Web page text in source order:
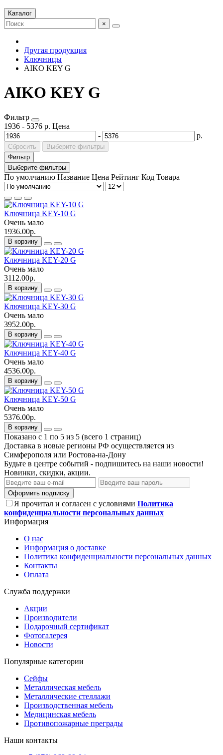
Каталог
×
Другая продукция
Ключницы
AIKO KEY G
AIKO KEY G
Фильтр
1936 - 5376 р. Цена
-
р.
Сбросить
Выберите фильтры
Фильтр
Выберите фильтры
По умолчанию Название Цена Рейтинг Код Товара
Ключница KEY-10 G
Очень мало
1936.00р.
В корзину
Ключница KEY-20 G
Очень мало
3112.00р.
В корзину
Ключница KEY-30 G
Очень мало
3952.00р.
В корзину
Ключница KEY-40 G
Очень мало
4536.00р.
В корзину
Ключница KEY-50 G
Очень мало
5376.00р.
В корзину
Показано с 1 по 5 из 5 (всего 1 страниц)
Доставка в новые регионы РФ осуществляется из
Симферополя или Ростова-на-Дону
Будьте в центре событий - подпишитесь на наши новости!
Новинки, скидки, акции.
Оформить подписку
Я прочитал и согласен с условиями Политика
конфиденциальности персональных данных
Информация
О нас
Информация о доставке
Политика конфиденциальности персональных данных
Контакты
Оплата
Служба поддержки
Акции
Производители
Подарочный сертификат
Фотогалерея
Новости
Популярные категории
Сейфы
Металлическая мебель
Металлические стеллажи
Производственная мебель
Медицинская мебель
Противопожарные преграды
Наши контакты